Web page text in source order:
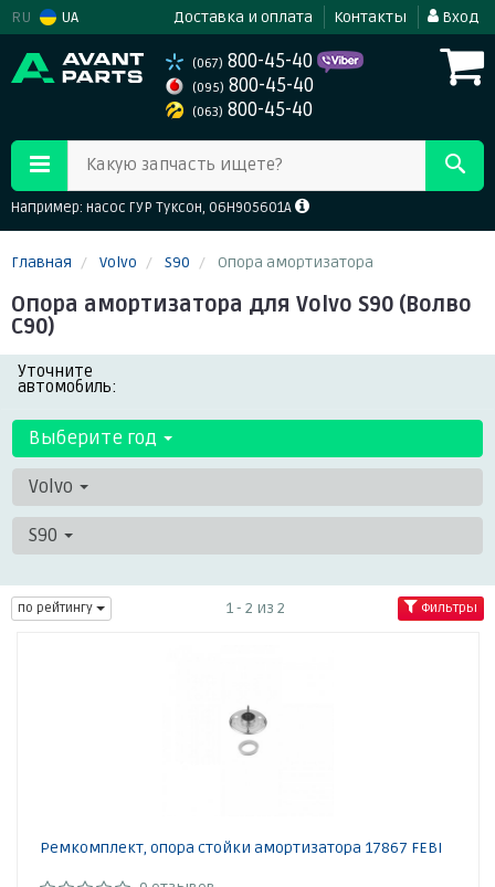
RU UA Доставка и оплата Контакты Вход
(067) 800-45-40
(095) 800-45-40
(063) 800-45-40
Какую запчасть ищете?
Например: насос ГУР Туксон, 06H905601A
Главная Volvo S90 Опора амортизатора
Опора амортизатора для Volvo S90 (Волво
С90)
Уточните
автомобиль:
Выберите год
Volvo
S90
по рейтингу 1 - 2 из 2 Фильтры
Ремкомплект, опора стойки амортизатора 17867 FEBI